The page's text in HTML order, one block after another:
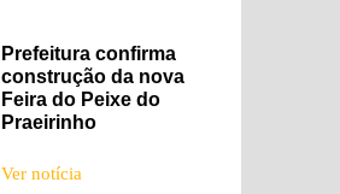
Prefeitura confirma
construção da nova
Feira do Peixe do
Praeirinho
Ver notícia